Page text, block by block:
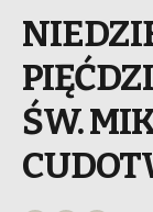
ŚW.